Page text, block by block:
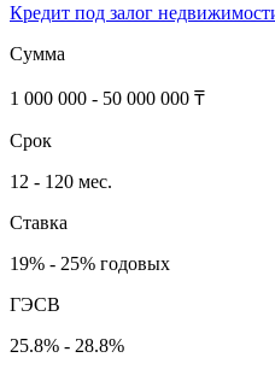
Кредит под залог
Сумма
1 000 000 - 50 000 000 ₸
Срок
12 - 120 мес.
Ставка
19% - 25% годовых
ГЭСВ
25.8% - 28.8%